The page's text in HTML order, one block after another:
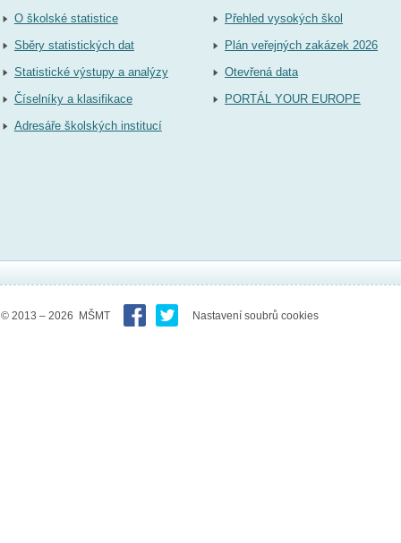
O školské statistice
Sběry statistických dat
Statistické výstupy a analýzy
Číselníky a klasifikace
Adresáře školských institucí
Přehled vysokých škol
Plán veřejných zakázek 2026
Otevřená data
PORTÁL YOUR EUROPE
© 2013 – 2026 MŠMT Nastavení soubrů cookies